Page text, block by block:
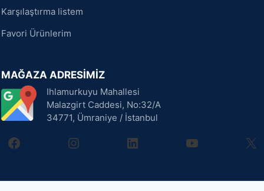
Karşılaştırma listem
Favori Ürünlerim
MAĞAZA ADRESİMİZ
Ihlamurkuyu Mahallesi
Malazgirt Caddesi, No:32/A
34771, Ümraniye / İstanbul
facebookinstagramlinkedin youtube X